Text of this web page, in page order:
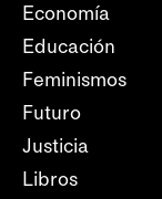
Economía
Educación
Feminismos
Futuro
Justicia
Libros